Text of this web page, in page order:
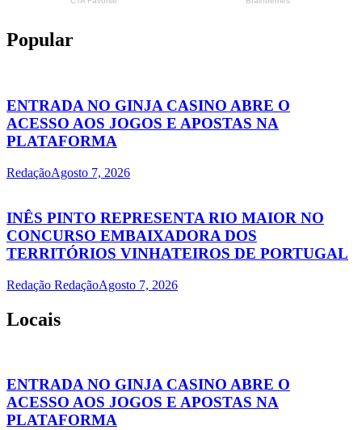
Popular
ENTRADA NO GINJA CASINO ABRE O
ACESSO AOS JOGOS E APOSTAS NA
PLATAFORMA
RedaçãoAgosto 7, 2026
INÊS PINTO REPRESENTA RIO MAIOR NO
CONCURSO EMBAIXADORA DOS
TERRITÓRIOS VINHATEIROS DE PORTUGAL
Redação RedaçãoAgosto 7, 2026
Locais
ENTRADA NO GINJA CASINO ABRE O
ACESSO AOS JOGOS E APOSTAS NA
PLATAFORMA